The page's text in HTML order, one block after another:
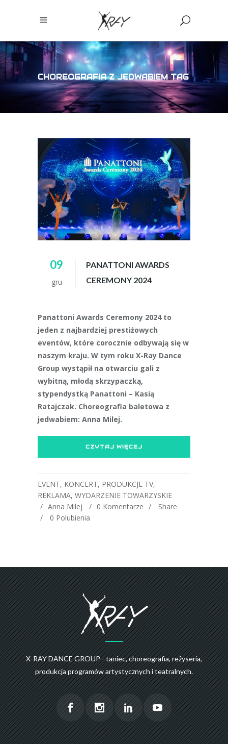
CHOREOGRAFIA Z JEDWABIEM TAG
09
gru
PANATTONI AWARDS
CEREMONY 2024
Panattoni Awards Ceremony 2024 to
jeden z najbardziej prestiżowych
eventów, które corocznie odbywają się w
naszym kraju. W tym roku X-Ray Dance
Group wystąpił na otwarciu gali z
wybitną, młodą skrzypaczką,
stypendystką Panattoni – Kasią
Ratajczak. Choreografia baletowa z
jedwabiem: Anna Milej.
CZYTAJ WIĘCEJ
EVENT, KONCERT, PRODUKCJE TV,
REKLAMA, WYDARZENIE TOWARZYSKIE
Anna Milej
0 Komentarze
Share
0 Polubienia
X-RAY DANCE GROUP - taniec, choreografia, reżyseria,
produkcja programów artystycznych i teatralnych.